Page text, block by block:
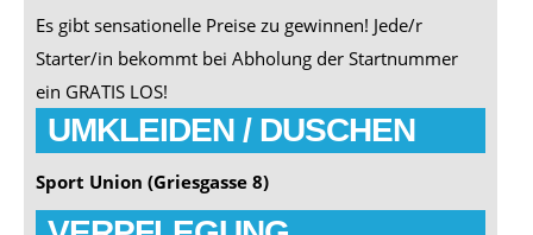
Es gibt sensationelle Preise zu gewinnen! Jede/r
Starter/in bekommt bei Abholung der Startnummer
ein GRATIS LOS!
UMKLEIDEN / DUSCHEN
Sport Union (Griesgasse 8)